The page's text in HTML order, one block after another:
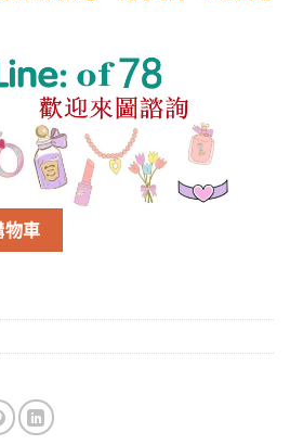
鏈條包，采用顆粒紋理小牛皮裁制而成
物車